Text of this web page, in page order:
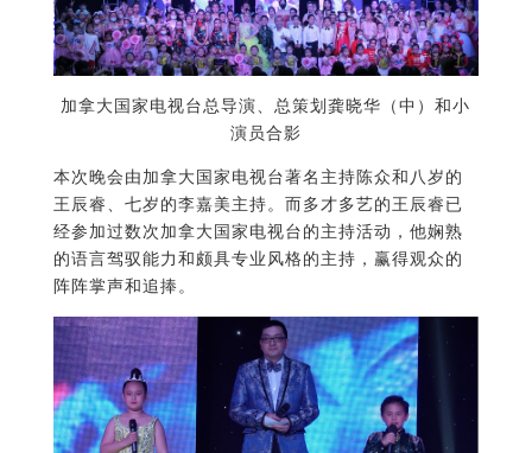
加拿大国家电视台总导演、总策划龚晓华（中）和小
演员合影
本次晚会由加拿大国家电视台著名主持陈众和八岁的
王辰睿、七岁的李嘉美主持。而多才多艺的王辰睿已
经参加过数次加拿大国家电视台的主持活动，他娴熟
的语言驾驭能力和颇具专业风格的主持，赢得观众的
阵阵掌声和追捧。